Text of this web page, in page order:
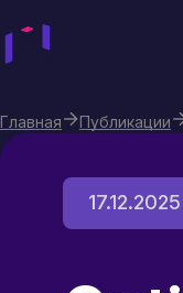
Главная Публикации
17.12.2025